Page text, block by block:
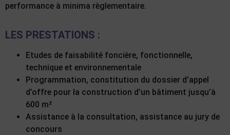
performance à minima règlementaire.
LES PRESTATIONS :
Etudes de faisabilité foncière, fonctionnelle,
technique et environnementale
Programmation, constitution du dossier d’appel
d’offre pour la construction d’un bâtiment jusqu’à
600 m²
Assistance à la consultation, assistance au jury de
concours